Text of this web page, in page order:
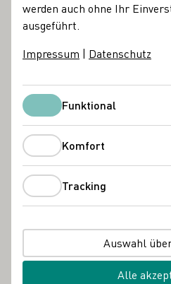
werden auch ohne Ihr
ausgeführt.
Impressum | Datenschutz
FunktionalFunktional
Komfort
Tracking
Auswahl
Alle